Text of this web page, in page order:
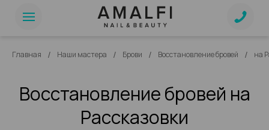
Главная / Наши мастера / Брови / Восстановление бровей / на
Восстановление бровей на
Рассказовки